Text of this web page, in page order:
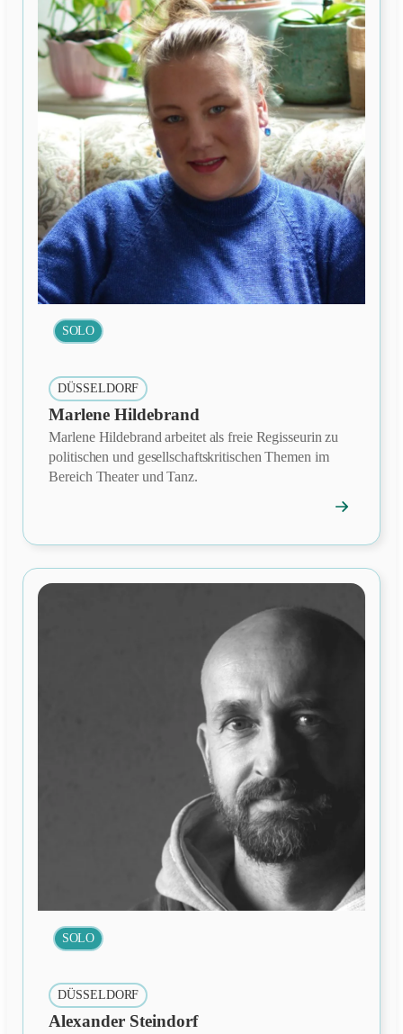
SOLO
DÜSSELDORF
Marlene Hildebrand
Marlene Hildebrand arbeitet als freie Regisseurin zu
politischen und gesellschaftskritischen Themen im
Bereich Theater und Tanz.
→
SOLO
DÜSSELDORF
Alexander Steindorf